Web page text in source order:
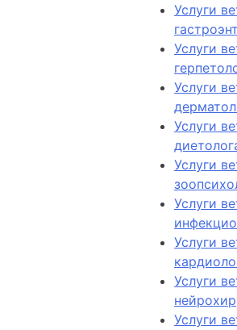
Услуги
Услуги
Услуги
Услуги
Услуги
Услуги
Услуги
Услуги
Услуги